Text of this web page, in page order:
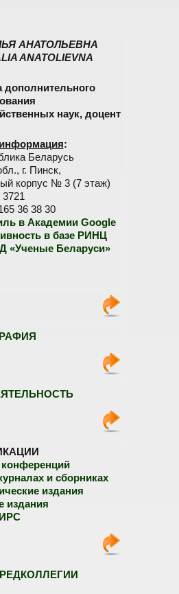
АНАТОЛЬЕВНА
ANATOLIEVNA
дополнительного
наук, доцент
:
Беларусь
г. Пинск,
корпус № 3 (7 этаж)
3721
36 38 30
в Академии Google
в базе РИНЦ
«Ученые Беларуси»
и сборниках
издания
издания